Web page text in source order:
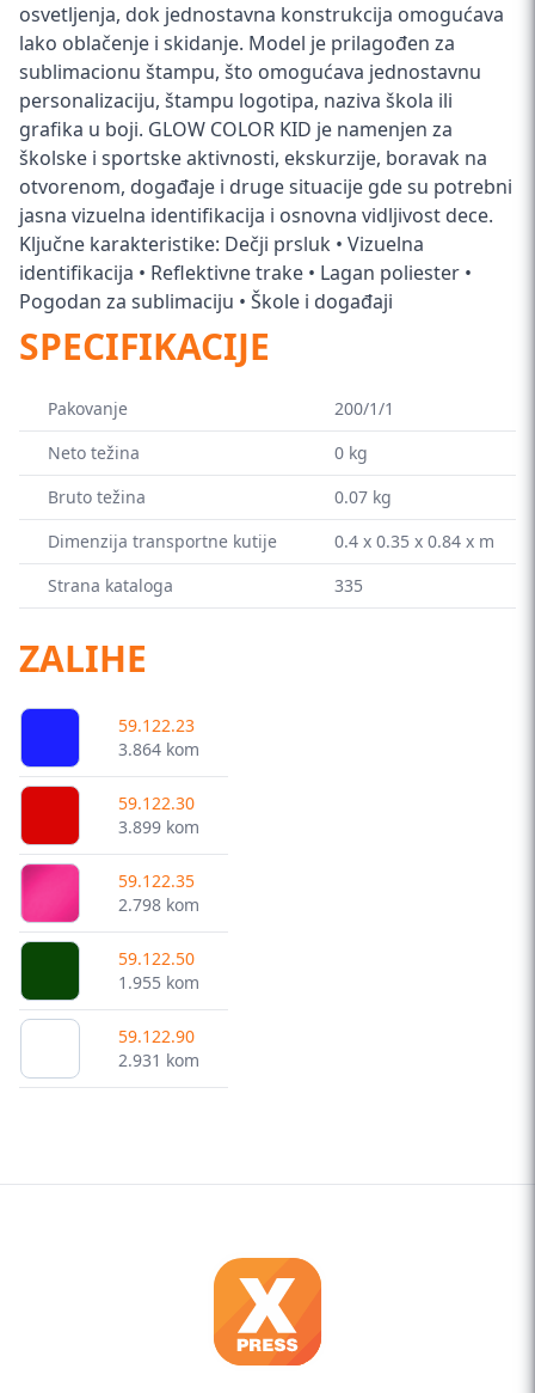
osvetljenja, dok jednostavna konstrukcija omogućava
lako oblačenje i skidanje. Model je prilagođen za
sublimacionu štampu, što omogućava jednostavnu
personalizaciju, štampu logotipa, naziva škola ili
grafika u boji. GLOW COLOR KID je namenjen za
školske i sportske aktivnosti, ekskurzije, boravak na
otvorenom, događaje i druge situacije gde su potrebni
jasna vizuelna identifikacija i osnovna vidljivost dece.
Ključne karakteristike: Dečji prsluk • Vizuelna
identifikacija • Reflektivne trake • Lagan poliester •
Pogodan za sublimaciju • Škole i događaji
SPECIFIKACIJE
Pakovanje
200/1/1
Neto težina
0 kg
Bruto težina
0.07 kg
Dimenzija transportne kutije
0.4 x 0.35 x 0.84 x m
Strana kataloga
335
ZALIHE
59.122.23
3.864 kom
59.122.30
3.899 kom
59.122.35
2.798 kom
59.122.50
1.955 kom
59.122.90
2.931 kom